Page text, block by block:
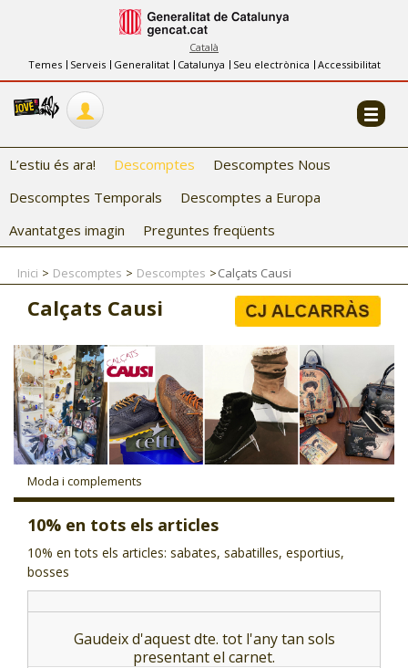
Català
Temes
Serveis Generalitat Catalunya Seu electrònica Accessibilitat
INFORMACIÓ
FES-TE EL CJ
COL·LABORADORS
CJ ADOLESCENTS
CJ EMANCIPACIÓ
CJ INTERNACIONAL
CJ LOCAL
T'INTERESSA #SOMJOVES
L’estiu és ara! Descomptes
Descomptes Nous
Descomptes Temporals
Descomptes a Europa
Avantatges imagin
Preguntes freqüents
Inici Descomptes Descomptes Calçats Causi
Calçats Causi
Moda i complements
10% en tots els articles
10% en tots els articles: sabates, sabatilles, esportius,
bosses
Gaudeix d'aquest dte. tot l'any tan sols
presentant el carnet.